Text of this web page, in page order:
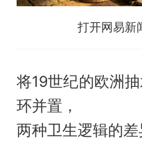
打开网易新
将19世纪的欧洲
环并置，
两种卫生逻辑的差